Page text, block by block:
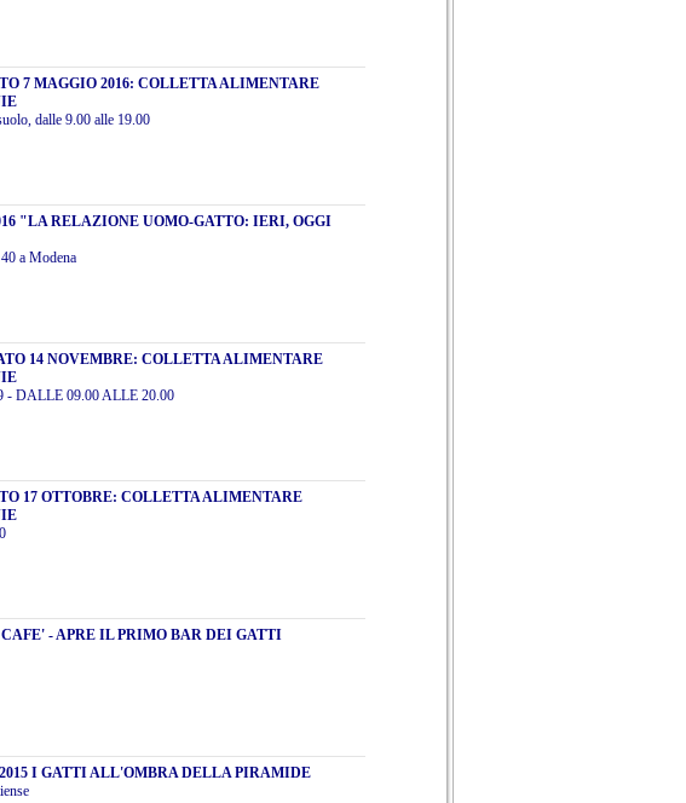
7 MAGGIO 2016: COLLETTA ALIMENTARE
dalle 9.00 alle 19.00
"LA RELAZIONE UOMO-GATTO: IERI, OGGI
a Modena
14 NOVEMBRE: COLLETTA ALIMENTARE
DALLE 09.00 ALLE 20.00
17 OTTOBRE: COLLETTA ALIMENTARE
- APRE IL PRIMO BAR DEI GATTI
I GATTI ALL'OMBRA DELLA PIRAMIDE